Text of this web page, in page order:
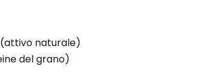
naturale)
del grano)